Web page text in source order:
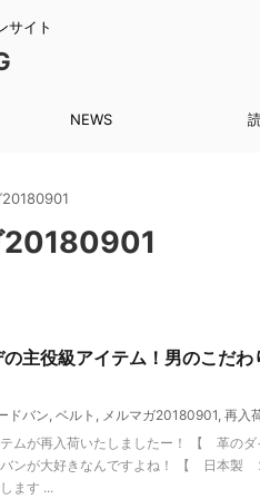
サイト
NEWS
20180901
20180901
主役級アイテム！男のこだ
ドバン, ベルト , メルマガ20180901, 再入
テムが再入荷いたしましたー！ 【 革の
バンが大好きなんですよね！ 【 日本製
ます ...